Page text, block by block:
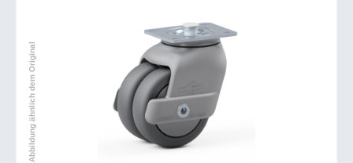
Abbildung ähnlich dem Original